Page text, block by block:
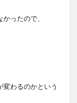
ったので、
わるのかという